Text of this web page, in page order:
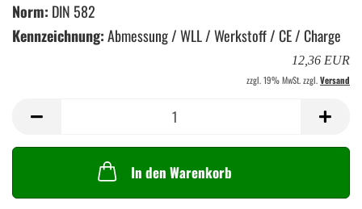
Norm: DIN 582
Kennzeichnung:Abmessung / WLL / Werkstoff / CE / Charge
12,36 EUR
zzgl. 19% MwSt. zzgl.Versand
In den Warenkorb